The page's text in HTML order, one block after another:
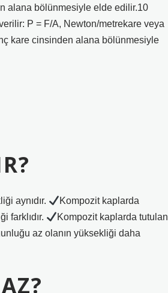
alana bölünmesiyle elde edilir.10
P = F/A, Newton/metrekare veya
kare cinsinden alana bölünmesiyle
aynıdır.
Kompozit kaplarda
farklıdır.
Kompozit kaplarda tutulan
az olanın yüksekliği daha